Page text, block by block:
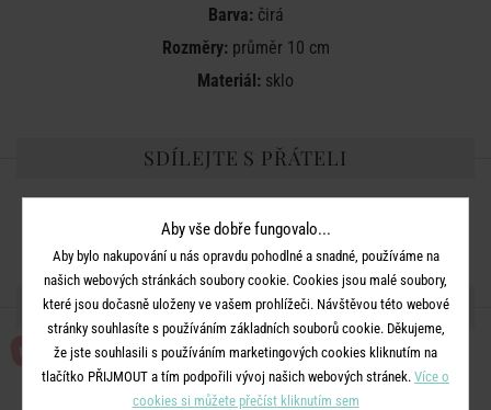
Barva:čirá
Rozměry:průměr 10 cm
Materiál: sklo
SDÍLEJTE S PŘÁTELI
DALŠÍ PRODUKTY ZE SÉRIE
NOVÉ! NOVÉ!
Aby vše dobře fungovalo...
Aby bylo nakupování u nás opravdu pohodlné a snadné, používáme na
našich webových stránkách soubory cookie. Cookies jsou malé soubory,
které jsou dočasně uloženy ve vašem prohlížeči. Návštěvou této webové
stránky souhlasíte s používáním základních souborů cookie. Děkujeme,
že jste souhlasili s používáním marketingových cookies kliknutím na
tlačítko PŘIJMOUT a tím podpořili vývoj našich webových stránek. Více o
cookies si můžete přečíst kliknutím sem